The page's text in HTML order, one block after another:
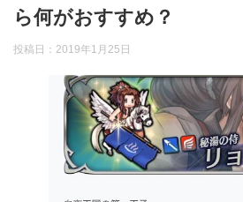
ら何がおすすめ？
投稿日： 2019年1月25日